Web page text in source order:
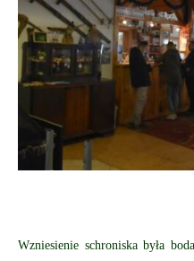
Wzniesienie schroniska była